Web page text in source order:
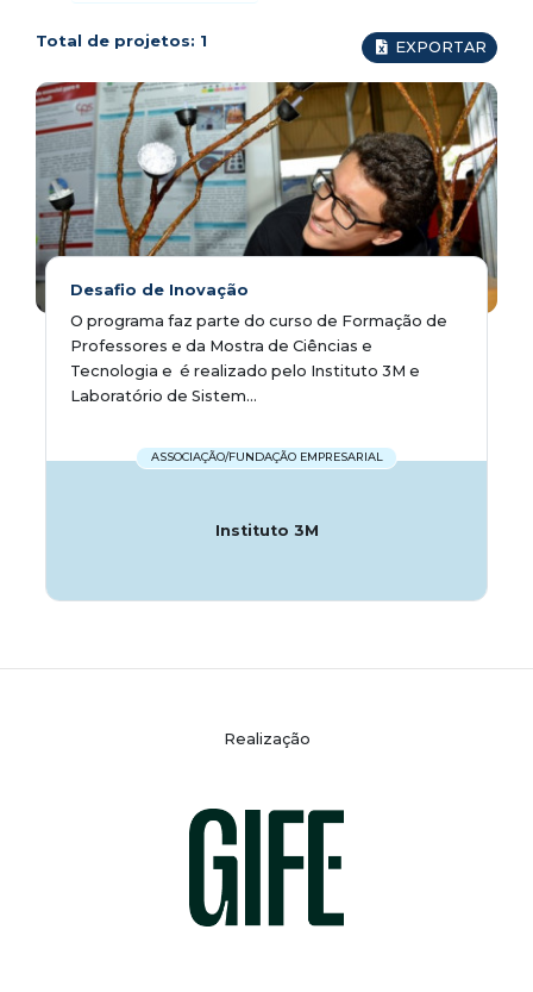
Total de projetos: 1 EXPORTAR
Desafio de Inovação
O programa faz parte do curso de Formação de
Professores e da Mostra de Ciências e
Tecnologia e é realizado pelo Instituto 3M e
Laboratório de Sistem...
ASSOCIAÇÃO/FUNDAÇÃO EMPRESARIAL
Instituto 3M
Realização